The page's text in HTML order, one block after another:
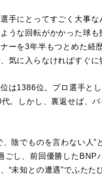
手にとってすごく大事
うな回転がかかった球も
ーを3年半もつとめた経
気に入らなければすぐに
は1386位。プロ選手と
。しかし、裏返せば、
陰でものを言わない人”
し、前回優勝したBNP
“未知との遭遇”でふたた